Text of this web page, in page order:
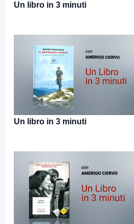
Un libro in 3 minuti
Un libro in 3 minuti